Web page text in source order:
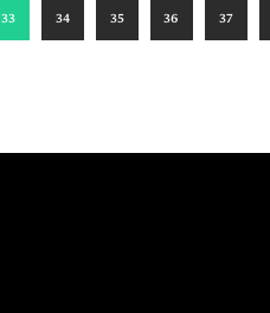
33 34 35 36 37